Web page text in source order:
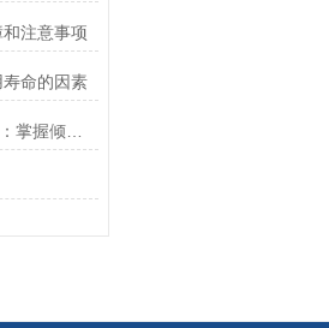
注意事项
命的因素
U型倾斜式微压计操作教程：掌握倾斜角度调节，轻松获取精准微压数据